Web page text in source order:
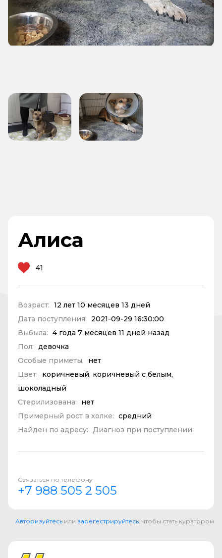
Алиса
41
Возраст: 12 лет 10 месяцев 13 дней
Дата поступления:
2021-09-29 16:30:00
Выбыла: 4 года 7 месяцев 11 дней назад
Пол: девочка
Особые приметы:
нет
Цвет:
коричневый, коричневый с белым,
шоколадный
Стерилизована:
нет
Примерный рост в холке: средний
Найден по адресу: Диагноз при поступлении:
Связаться по телефону
+7 988 505 2 505
Авторизуйтесь или зарегестрируйтесь, чтобы стать куратором